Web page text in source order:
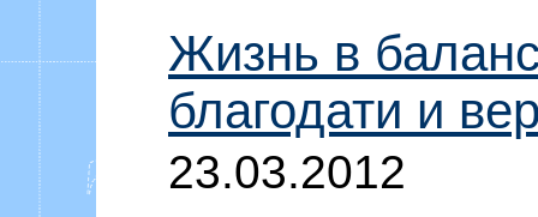
Жизнь в
благодати и
23.03.2012